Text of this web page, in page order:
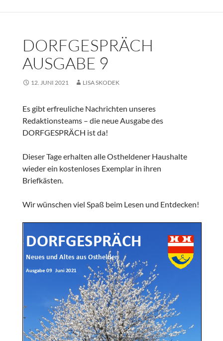
DORFGESPRÄCH
AUSGABE 9
12. JUNI 2021 LISA SKODEK
Es gibt erfreuliche Nachrichten unseres
Redaktionsteams – die neue Ausgabe des
DORFGESPRÄCH ist da!
Dieser Tage erhalten alle Ostheldener Haushalte
wieder ein kostenloses Exemplar in ihren
Briefkästen.
Wir wünschen viel Spaß beim Lesen und Entdecken!